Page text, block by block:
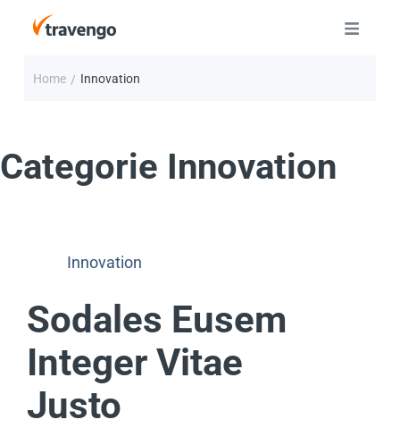
Home / Innovation
Categorie Innovation
Innovation
Sodales Eusem
Integer Vitae
Justo